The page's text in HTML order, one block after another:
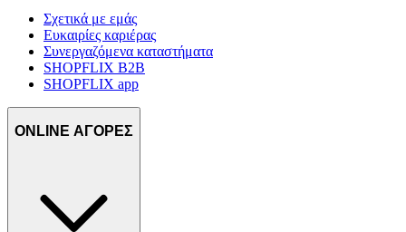
Σχετικά με εμάς
Ευκαιρίες καριέρας
Συνεργαζόμενα καταστήματα
SHOPFLIX B2B
SHOPFLIX app
ONLINE ΑΓΟΡΕΣ